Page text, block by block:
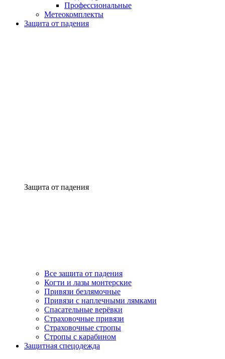
Профессиональные
Метеокомплекты
Защита от падения
Защита от падения
Все защита от падения
Когти и лазы монтерские
Привязи безлямочные
Привязи с наплечными лямками
Спасательные верёвки
Страховочные привязи
Страховочные стропы
Стропы с карабином
Защитная спецодежда